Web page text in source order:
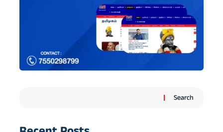
Search